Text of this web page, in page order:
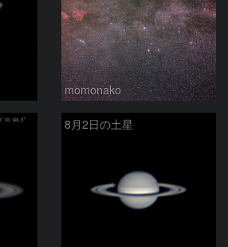
momonako
8月2日の土星